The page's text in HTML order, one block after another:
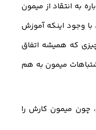
به انتقاد از میمون
وجود اینکه آموزش
که همیشه اتفاق
میمون به هم
چون میمون کارش را